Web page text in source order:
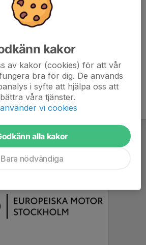
kakor
av kakor (cookies) för att vår
bra för dig. De används
i syfte att hjälpa oss att
våra tjänster.
vi cookies
alla kakor
Bara nödvändiga